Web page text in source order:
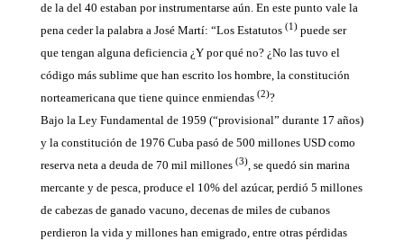
de la del 40 estaban por instrumentarse aún. En este punto vale la
pena ceder la palabra a José Martí: “Los Estatutos (1)puede ser
que tengan alguna deficiencia ¿Y por qué no? ¿No las tuvo el
código más sublime que han escrito los hombre, la constitución
norteamericana que tiene quince enmiendas (2)?
Bajo la Ley Fundamental de 1959 (“provisional” durante 17 años)
y la constitución de 1976 Cuba pasó de 500 millones USD como
reserva neta a deuda de 70 mil millones (3), se quedó sin marina
mercante y de pesca, produce el 10% del azúcar, perdió 5 millones
de cabezas de ganado vacuno, decenas de miles de cubanos
perdieron la vida y millones han emigrado, entre otras pérdidas